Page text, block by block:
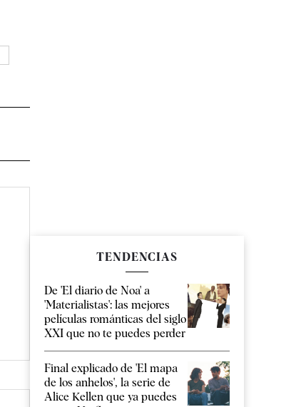
TENDENCIAS
De 'El diario de Noa' a
'Materialistas': las mejores
películas románticas del siglo
XXI que no te puedes perder
Final explicado de 'El mapa
de los anhelos', la serie de
Alice Kellen que ya puedes